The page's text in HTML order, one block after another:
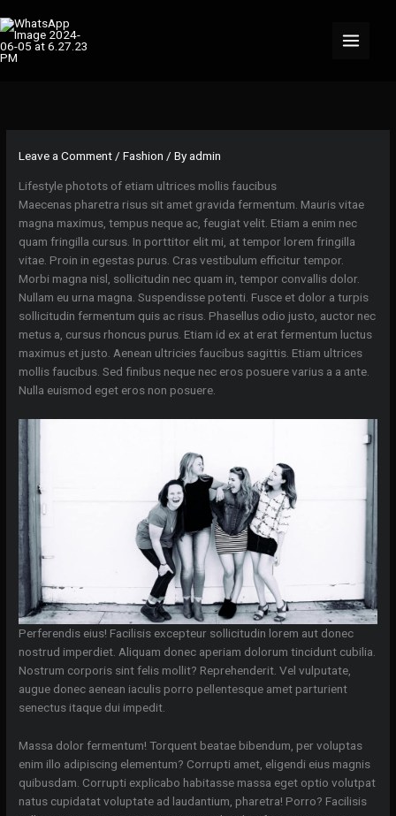
to
content
Leave a Comment/Fashion / Byadmin
Lifestyle photots of etiam ultrices mollis faucibus
Maecenas pharetra risus sit amet gravida fermentum. Mauris vitae
magna maximus, tempus neque ac, feugiat velit. Etiam a enim nec
quam fringilla cursus. In porttitor elit mi, at tempor lorem fringilla
vitae. Proin in egestas purus. Cras vestibulum efficitur tempor.
Morbi magna nisl, sollicitudin nec quam in, tempor convallis dolor.
Nullam eu urna magna. Suspendisse potenti. Fusce et dolor a turpis
sollicitudin fermentum quis ac risus. Phasellus odio justo, auctor nec
metus a, cursus rhoncus purus. Etiam id ex at erat fermentum luctus
maximus et justo. Aenean ultricies faucibus sagittis. Etiam ultrices
mollis faucibus. Sed finibus neque nec eros posuere varius a a ante.
Nulla euismod eget eros non posuere.
Perferendis eius! Facilisis excepteur sollicitudin lorem aut donec
nostrud imperdiet. Aliquam donec aperiam dolorum tincidunt cubilia.
Nostrum corporis sint felis mollit? Reprehenderit. Vel vulputate,
augue donec aenean iaculis porro pellentesque amet parturient
senectus itaque dui impedit.
Massa dolor fermentum! Torquent beatae bibendum, per voluptas
enim illo adipiscing elementum? Corrupti amet, eligendi eius magnis
quibusdam. Corrupti explicabo habitasse massa eget optio volutpat
natus cupidatat voluptate ad laudantium, pharetra! Porro? Facilisis